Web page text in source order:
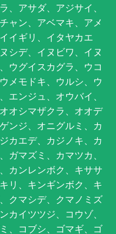
、アサダ、アジサイ、
ャン、アベマキ、アメ
イギリ、イタヤカエ
シデ、イヌビワ、イヌ
ウグイスカグラ、ウコ
メモドキ、ウルシ、ウ
エンジュ、オウバイ、
オシマザクラ、オオデ
ンジ、オニグルミ、カ
カエデ、カジノキ、カ
ガマズミ、カマツカ、
カンレンボク、キササ
リ、キンギンボク、キ
クマシデ、クマノミズ
カイツツジ、コウゾ、
、コブシ、ゴマギ、ゴ